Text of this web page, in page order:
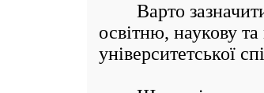
Варто зазначити,
освітню, наукову
університетської